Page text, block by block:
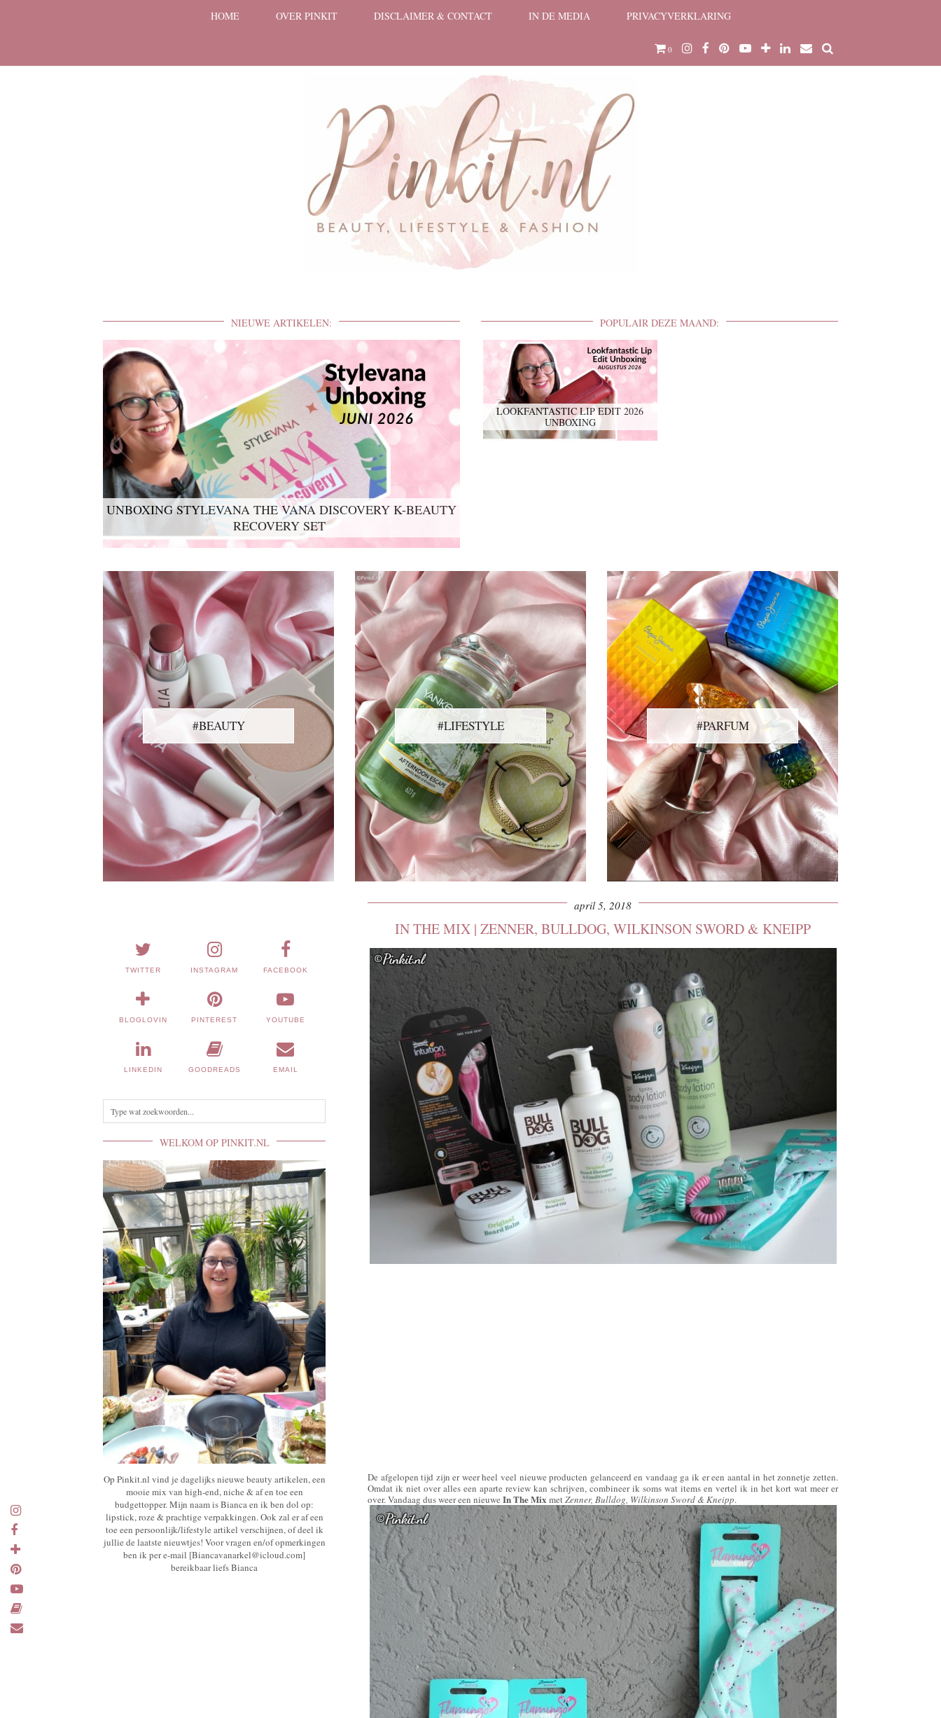
HOME OVER PINKIT DISCLAIMER & CONTACT IN DE MEDIA PRIVACYVERKLARING
0
POPULAIR DEZE MAAND:
LOOKFANTASTIC LIP EDIT 2026
UNBOXING
NIEUWE ARTIKELEN:
UNBOXING STYLEVANA THE VANA DISCOVERY K-BEAUTY
RECOVERY SET
#BEAUTY #LIFESTYLE #PARFUM
april 5, 2018
IN THE MIX | ZENNER, BULLDOG, WILKINSON SWORD & KNEIPP
De afgelopen tijd zijn er weer heel veel nieuwe producten gelanceerd en vandaag ga ik er een aantal in het zonnetje zetten.
Omdat ik niet over alles een aparte review kan schrijven, combineer ik soms wat items en vertel ik in het kort wat meer er
over. Vandaag dus weer een nieuwe In The Mix met Zenner, Bulldog, Wilkinson Sword & Kneipp.
TWITTER INSTAGRAM FACEBOOK
BLOGLOVIN PINTEREST YOUTUBE
LINKEDIN GOODREADS EMAIL
WELKOM OP PINKIT.NL
Op Pinkit.nl vind je dagelijks nieuwe beauty artikelen, een
mooie mix van high-end, niche & af en toe een
budgettopper. Mijn naam is Bianca en ik ben dol op:
lipstick, roze & prachtige verpakkingen. Ook zal er af een
toe een persoonlijk/lifestyle artikel verschijnen, of deel ik
jullie de laatste nieuwtjes! Voor vragen en/of opmerkingen
ben ik per e-mail [Biancavanarkel@icloud.com]
bereikbaar liefs Bianca